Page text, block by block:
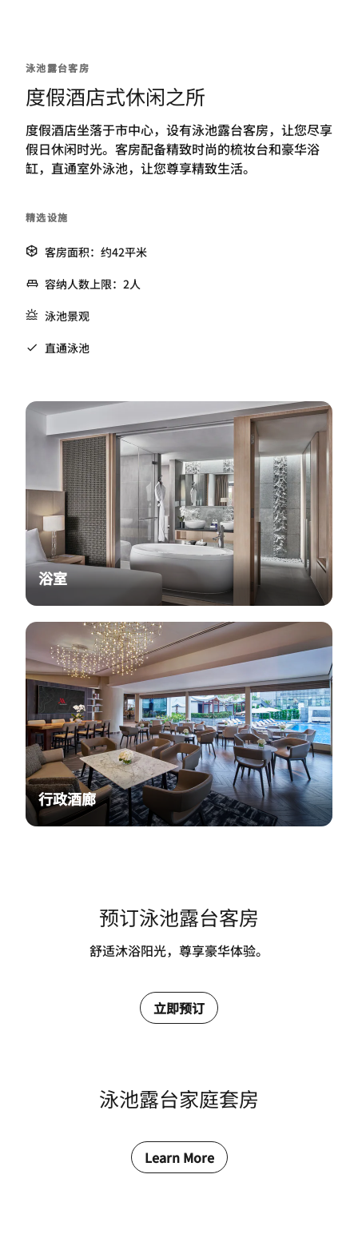
泳池露台客房
度假酒店式休闲之所
度假酒店坐落于市中心，设有泳池露台客房，让您尽享
假日休闲时光。客房配备精致时尚的梳妆台和豪华浴
缸，直通室外泳池，让您尊享精致生活。
精选设施
客房面积：约42平米
容纳人数上限：2人
泳池景观
直通泳池
浴室
行政酒廊
预订泳池露台客房
舒适沐浴阳光，尊享豪华体验。
立即预订
泳池露台家庭套房
Learn More